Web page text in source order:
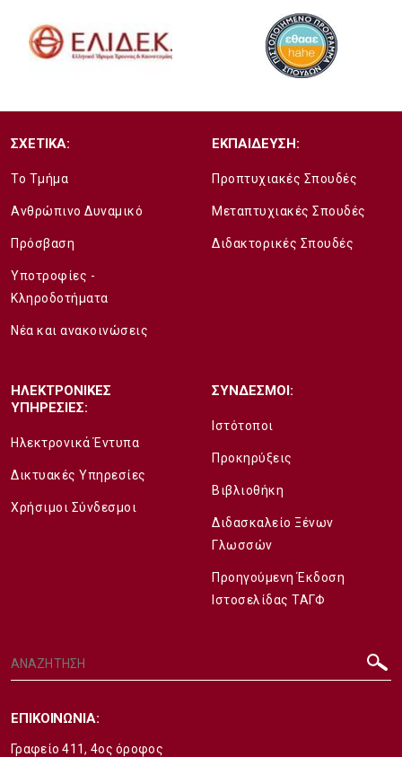
ΣΧΕΤΙΚΑ:
Το Τμήμα
Ανθρώπινο Δυναμικό
Πρόσβαση
Υποτροφίες -
Κληροδοτήματα
Νέα και ανακοινώσεις
ΕΚΠΑΙΔΕΥΣΗ:
Προπτυχιακές Σπουδές
Μεταπτυχιακές Σπουδές
Διδακτορικές Σπουδές
ΗΛΕΚΤΡΟΝΙΚΕΣ
ΥΠΗΡΕΣΙΕΣ:
Ηλεκτρονικά Έντυπα
Δικτυακές Υπηρεσίες
Χρήσιμοι Σύνδεσμοι
ΣΥΝΔΕΣΜΟΙ:
Ιστότοποι
Προκηρύξεις
Βιβλιοθήκη
Διδασκαλείο Ξένων
Γλωσσών
Προηγούμενη Έκδοση
Ιστοσελίδας ΤΑΓΦ
ΕΠΙΚΟΙΝΩΝΙΑ:
Γραφείο 411, 4ος όροφος